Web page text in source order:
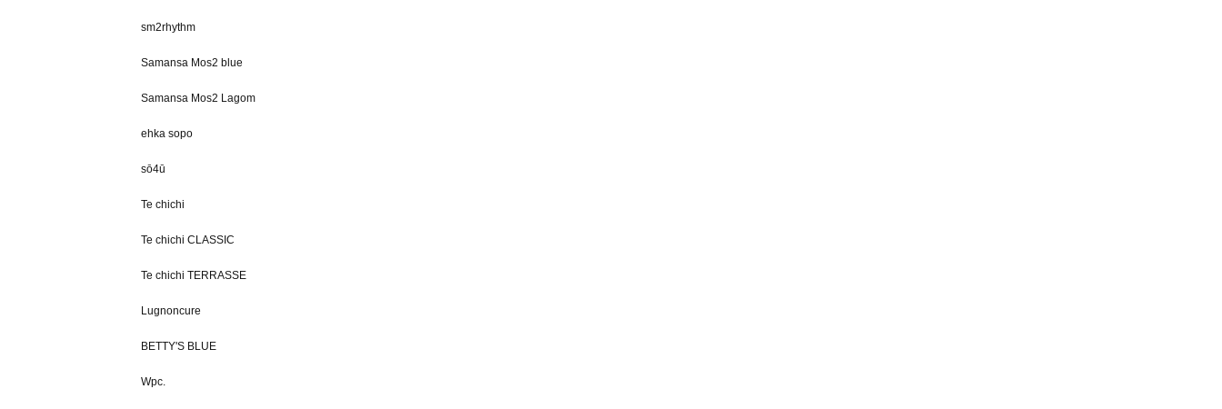
sm2rhythm
Samansa Mos2 blue
Samansa Mos2 Lagom
ehka sopo
sō4ū
Te chichi
Te chichi CLASSIC
Te chichi TERRASSE
Lugnoncure
BETTY'S BLUE
Wpc.